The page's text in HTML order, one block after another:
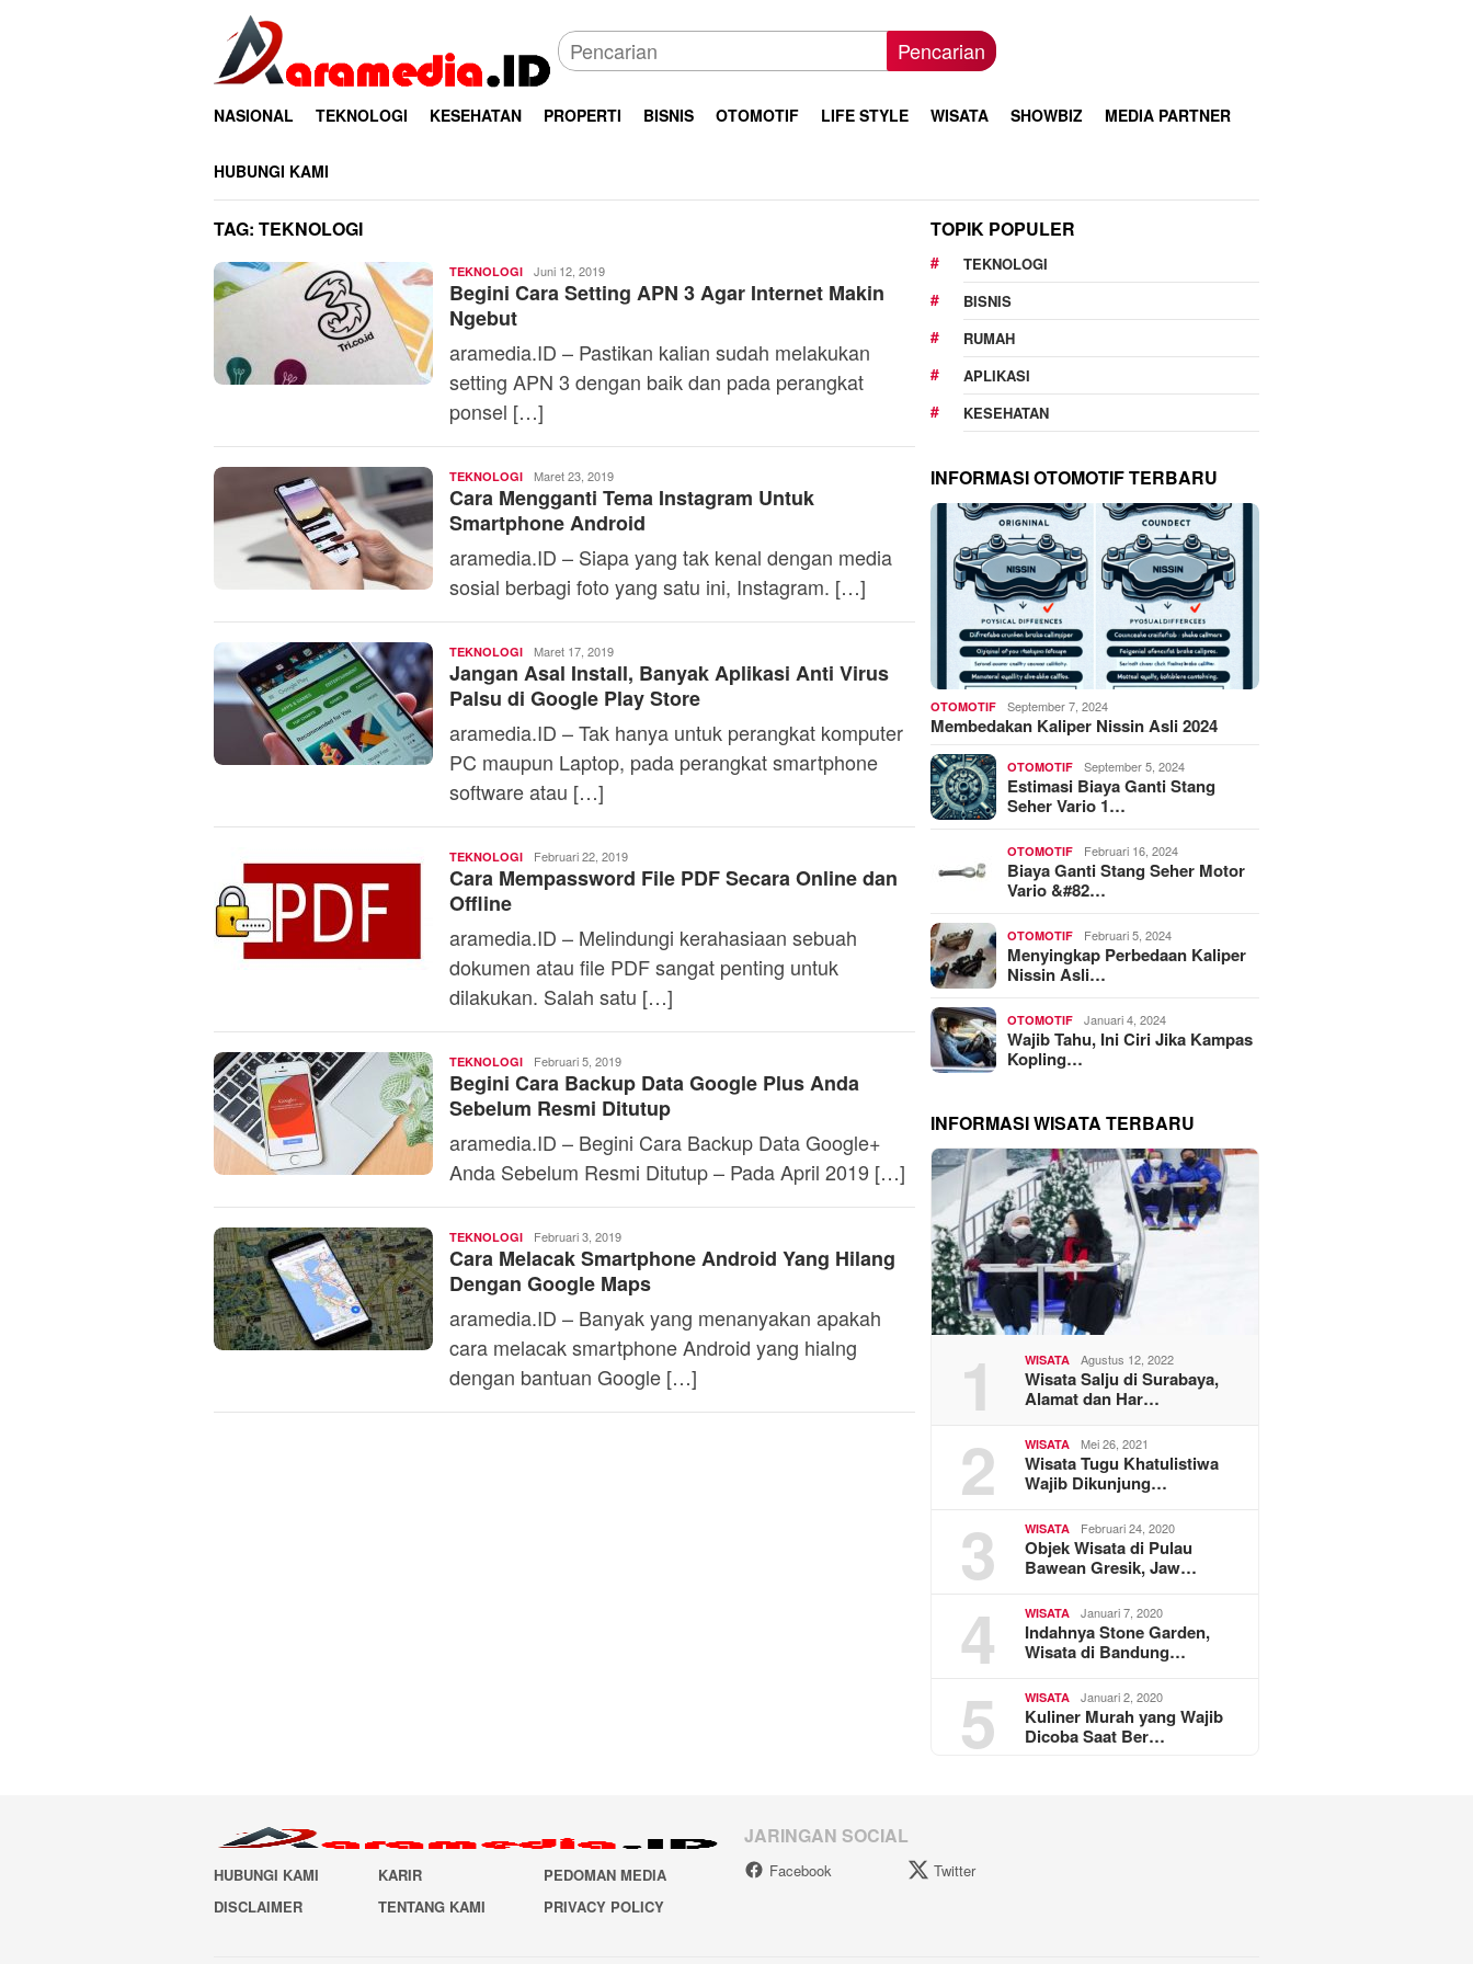
Pencarian
NASIONAL TEKNOLOGI KESEHATAN PROPERTI BISNIS OTOMOTIF LIFE STYLE WISATA SHOWBIZ MEDIA PARTNER
HUBUNGI KAMI
TAG: TEKNOLOGI
TEKNOLOGI Firdhia
Azzahra
Juni 12, 2019
Begini Cara Setting APN 3 Agar Internet Makin
Ngebut
aramedia.ID – Pastikan kalian sudah melakukan
setting APN 3 dengan baik dan pada perangkat
ponsel […]
TEKNOLOGI Firdhia
Azzahra
Maret 23, 2019
Cara Mengganti Tema Instagram Untuk
Smartphone Android
aramedia.ID – Siapa yang tak kenal dengan media
sosial berbagi foto yang satu ini, Instagram. […]
TEKNOLOGI Firdhia
Azzahra
Maret 17, 2019
Jangan Asal Install, Banyak Aplikasi Anti Virus
Palsu di Google Play Store
aramedia.ID – Tak hanya untuk perangkat komputer
PC maupun Laptop, pada perangkat smartphone
software atau […]
TEKNOLOGI Firdhia
Azzahra
Februari 22, 2019
Cara Mempassword File PDF Secara Online dan
Offline
aramedia.ID – Melindungi kerahasiaan sebuah
dokumen atau file PDF sangat penting untuk
dilakukan. Salah satu […]
TEKNOLOGI Firdhia
Azzahra
Februari 5, 2019
Begini Cara Backup Data Google Plus Anda
Sebelum Resmi Ditutup
aramedia.ID – Begini Cara Backup Data Google+
Anda Sebelum Resmi Ditutup – Pada April 2019 […]
TEKNOLOGI Firdhia
Azzahra
Februari 3, 2019
Cara Melacak Smartphone Android Yang Hilang
Dengan Google Maps
aramedia.ID – Banyak yang menanyakan apakah
cara melacak smartphone Android yang hialng
dengan bantuan Google […]
TOPIK POPULER
TEKNOLOGI
BISNIS
RUMAH
APLIKASI
KESEHATAN
INFORMASI OTOMOTIF TERBARU
OTOMOTIF September 7, 2024
Membedakan Kaliper Nissin Asli 2024
OTOMOTIF September 5, 2024
Estimasi Biaya Ganti Stang
Seher Vario 1…
OTOMOTIF Februari 16, 2024
Biaya Ganti Stang Seher Motor
Vario &#82…
OTOMOTIF Februari 5, 2024
Menyingkap Perbedaan Kaliper
Nissin Asli…
OTOMOTIF Januari 4, 2024
Wajib Tahu, Ini Ciri Jika Kampas
Kopling…
INFORMASI WISATA TERBARU
1 WISATA Agustus 12, 2022
Wisata Salju di Surabaya,
Alamat dan Har…
2 WISATA Mei 26, 2021
Wisata Tugu Khatulistiwa
Wajib Dikunjung…
3 WISATA Februari 24, 2020
Objek Wisata di Pulau
Bawean Gresik, Jaw…
4 WISATA Januari 7, 2020
Indahnya Stone Garden,
Wisata di Bandung…
5 WISATA Januari 2, 2020
Kuliner Murah yang Wajib
Dicoba Saat Ber…
HUBUNGI KAMI KARIR
PEDOMAN MEDIA
DISCLAIMER
TENTANG KAMI PRIVACY POLICY
JARINGAN SOCIAL
Facebook Twitter